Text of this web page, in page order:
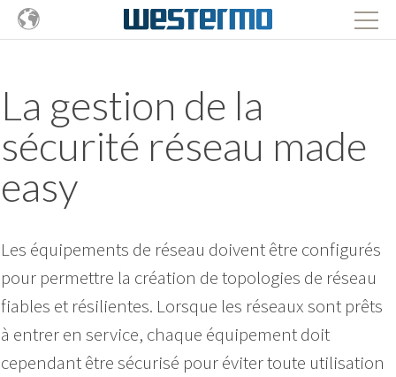
La gestion de la
sécurité réseau made
easy
Les équipements de réseau doivent être configurés
pour permettre la création de topologies de réseau
fiables et résilientes. Lorsque les réseaux sont prêts
à entrer en service, chaque équipement doit
cependant être sécurisé pour éviter toute utilisation